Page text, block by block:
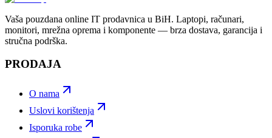
Vaša pouzdana online IT prodavnica u BiH. Laptopi, računari,
monitori, mrežna oprema i komponente — brza dostava, garancija i
stručna podrška.
PRODAJA
O nama
Uslovi korištenja
Isporuka robe